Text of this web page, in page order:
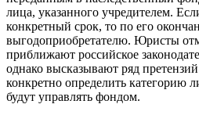
лица, указанного учредителем.
конкретный срок, то по его
выгодоприобретателю. Юристы
приближают российское
однако высказывают ряд
конкретно определить категорию
будут управлять фондом.